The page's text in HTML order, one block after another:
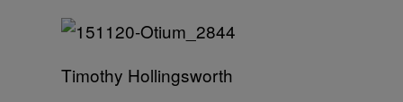
Timothy Hollingsworth